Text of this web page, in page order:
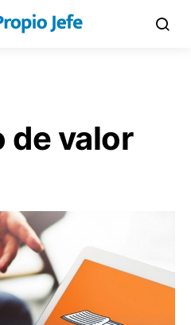
de valor